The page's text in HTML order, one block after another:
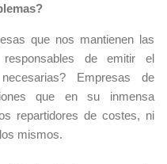
que nos mantienen las
de emitir el
Empresas de
que en su inmensa
repartidores de costes, ni
mismos.